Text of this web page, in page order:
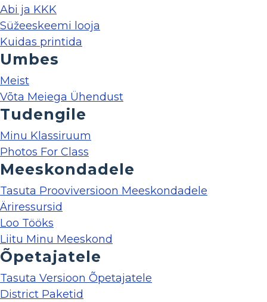
Abi ja KKK
Süžeeskeemi looja
Kuidas printida
Umbes
Meist
Võta Meiega Ühendust
Tudengile
Minu Klassiruum
Photos For Class
Meeskondadele
Tasuta Prooviversioon Meeskondadele
Äriressursid
Loo Tööks
Liitu Minu Meeskond
Õpetajatele
Tasuta Versioon Õpetajatele
District Paketid